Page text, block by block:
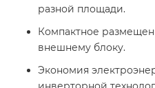
разной площади.
Компактное
внешнему блоку.
Экономия